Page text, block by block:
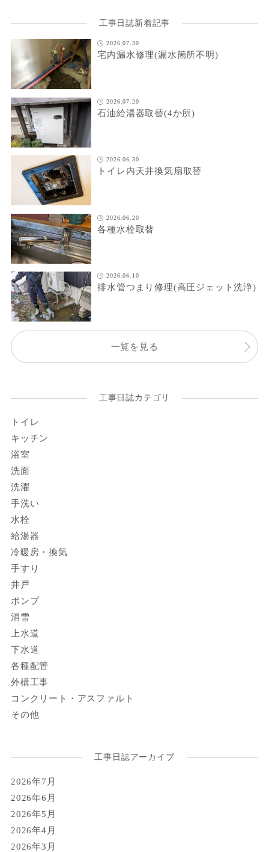
工事日誌新着記事
2026.07.30
宅内漏水修理(漏水箇所不明)
2026.07.20
石油給湯器取替(4か所)
2026.06.30
トイレ内天井換気扇取替
2026.06.20
各種水栓取替
2026.06.10
排水管つまり修理(高圧ジェット洗浄)
一覧を見る
工事日誌カテゴリ
トイレ
キッチン
浴室
洗面
洗濯
手洗い
水栓
給湯器
冷暖房・換気
手すり
井戸
ポンプ
消雪
上水道
下水道
各種配管
外構工事
コンクリート・アスファルト
その他
工事日誌アーカイブ
2026年7月
2026年6月
2026年5月
2026年4月
2026年3月